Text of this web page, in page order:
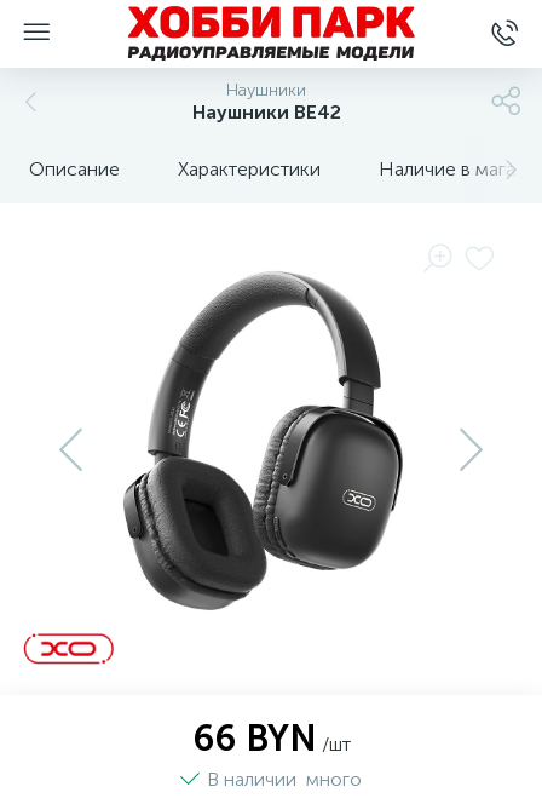
Наушники
Наушники BE42
Описание Характеристики Наличие в
66 BYN /шт
В наличии много